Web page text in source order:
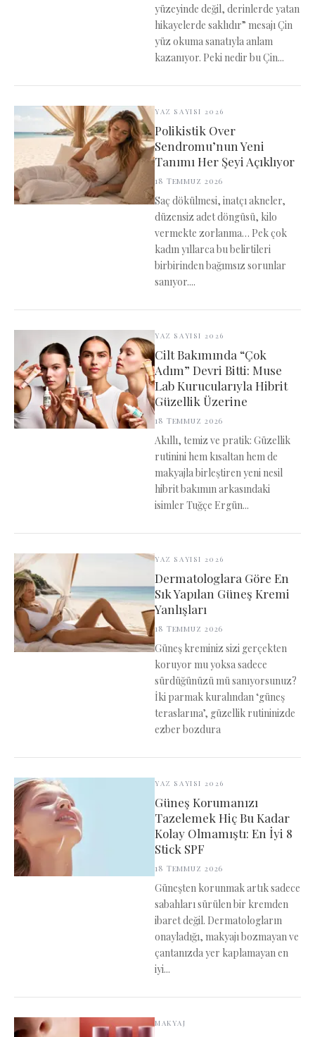
yüzeyinde değil, derinlerde yatan
hikayelerde saklıdır” mesajı Çin
yüz okuma sanatıyla anlam
kazanıyor. Peki nedir bu Çin...
YAZ SAYISI 2026
Polikistik Over
Sendromu’nun Yeni
Tanımı Her Şeyi Açıklıyor
18 Temmuz 2026
Saç dökülmesi, inatçı akneler,
düzensiz adet döngüsü, kilo
vermekte zorlanma… Pek çok
kadın yıllarca bu belirtileri
birbirinden bağımsız sorunlar
sanıyor....
YAZ SAYISI 2026
Cilt Bakımında “Çok
Adım” Devri Bitti: Muse
Lab Kurucularıyla Hibrit
Güzellik Üzerine
18 Temmuz 2026
Akıllı, temiz ve pratik: Güzellik
rutinini hem kısaltan hem de
makyajla birleştiren yeni nesil
hibrit bakımın arkasındaki
isimler Tuğçe Ergün...
YAZ SAYISI 2026
Dermatologlara Göre En
Sık Yapılan Güneş Kremi
Yanlışları
18 Temmuz 2026
Güneş kreminiz sizi gerçekten
koruyor mu yoksa sadece
sürdüğünüzü mü sanıyorsunuz?
İki parmak kuralından ‘güneş
teraslarına’, güzellik rutininizde
ezber bozdura
YAZ SAYISI 2026
Güneş Korumanızı
Tazelemek Hiç Bu Kadar
Kolay Olmamıştı: En İyi 8
Stick SPF
18 Temmuz 2026
Güneşten korunmak artık sadece
sabahları sürülen bir kremden
ibaret değil. Dermatologların
onayladığı, makyajı bozmayan ve
çantanızda yer kaplamayan en
iyi...
MAKYAJ